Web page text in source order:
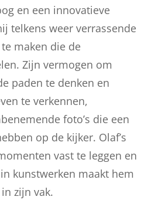
en een innovatieve
telkens weer verrassende
maken die de
Zijn vermogen om
paden te denken en
te verkennen,
foto’s die een
op de kijker. Olaf’s
vast te leggen en
kunstwerken maakt hem
zijn vak.